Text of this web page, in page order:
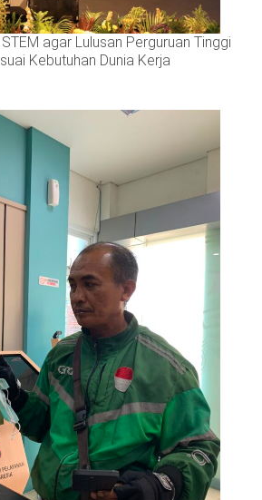
agar Lulusan Perguruan Tinggi
Kebutuhan Dunia Kerja